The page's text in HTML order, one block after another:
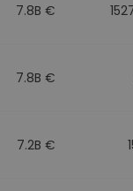
7.8B €
7.8B €
7.2B €